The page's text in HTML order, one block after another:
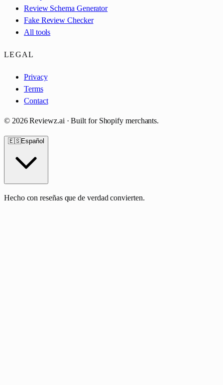
Review Schema Generator
Fake Review Checker
All tools
LEGAL
Privacy
Terms
Contact
© 2026Reviewz.ai · Built for Shopify merchants.
🇪🇸Español
Hecho con reseñas que de verdad convierten.